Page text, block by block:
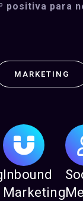
positiva para
MARKETING
Inbound
Marketing